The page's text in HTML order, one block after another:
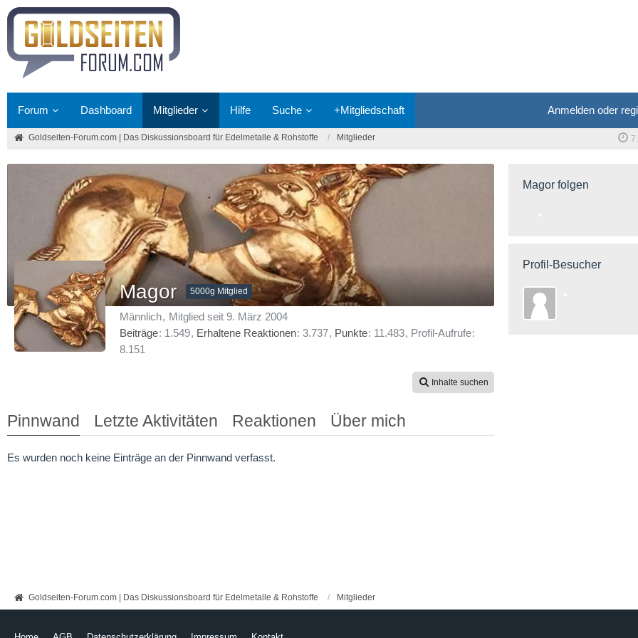
Forum Dashboard Mitglieder Hilfe Suche +Mitgliedschaft Anmelden oder
Goldseiten-Forum.com | Das Diskussionsboard für Edelmetalle & Rohstoffe Mitglieder
Goldseiten-Forum.com | Das Diskussionsboard für Edelmetalle & Rohstoffe Mitglieder
Magor 5000g Mitglied
Männlich
Mitglied seit 9. März 2004
Beiträge 1.549 Erhaltene Reaktionen 3.737 Punkte 11.483 Profil-Aufrufe
8.151
Inhalte suchen
Pinnwand Letzte Aktivitäten Reaktionen Über mich
Es wurden noch keine Einträge an der Pinnwand verfasst.
Magor folgen
Profil-Besucher